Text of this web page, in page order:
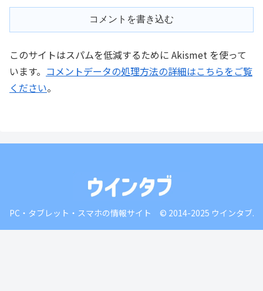
コメントを書き込む
このサイトはスパムを低減するために Akismet を使って
います。 コメントデータの処理方法の詳細はこちらをご覧
ください。
PC・タブレット・スマホの情報サイト © 2014-2025 ウインタブ.